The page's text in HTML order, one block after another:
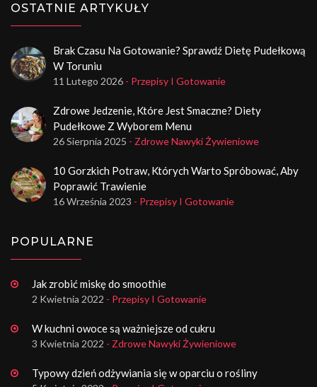
OSTATNIE ARTYKUŁY
Brak Czasu Na Gotowanie? Sprawdź Dietę Pudełkową
W Toruniu
11 Lutego 2026 - Przepisy I Gotowanie
Zdrowe Jedzenie, Które Jest Smaczne? Diety
Pudełkowe Z Wyborem Menu
26 Sierpnia 2025 - Zdrowe Nawyki Żywieniowe
10 Gorzkich Potraw, Których Warto Spróbować, Aby
Poprawić Trawienie
16 Września 2023 - Przepisy I Gotowanie
POPULARNE
Jak zrobić miskę do smoothie
2 Kwietnia 2022 - Przepisy I Gotowanie
W kuchni owoce są ważniejsze od cukru
3 Kwietnia 2022 - Zdrowe Nawyki Żywieniowe
Typowy dzień odżywiania się w oparciu o rośliny